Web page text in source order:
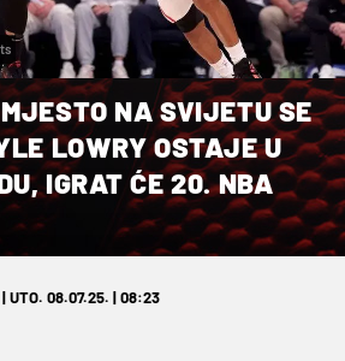
NA SVIJETU SE
LOWRY OSTAJE U
IGRAT ĆE 20. NBA
UTO. 08.07.25. | 08:23